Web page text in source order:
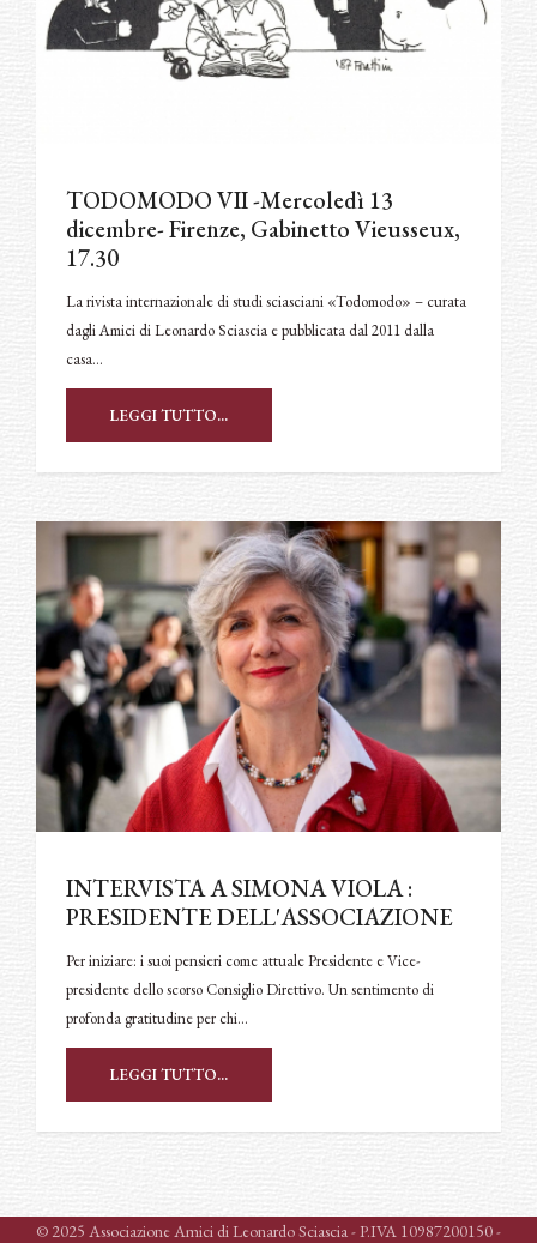
TODOMODO VII -Mercoledì 13
dicembre- Firenze, Gabinetto Vieusseux,
17.30
La rivista internazionale di studi sciasciani «Todomodo» – curata
dagli Amici di Leonardo Sciascia e pubblicata dal 2011 dalla
casa…
LEGGI TUTTO...
INTERVISTA A SIMONA VIOLA :
PRESIDENTE DELL'ASSOCIAZIONE
Per iniziare: i suoi pensieri come attuale Presidente e Vice-
presidente dello scorso Consiglio Direttivo. Un sentimento di
profonda gratitudine per chi…
LEGGI TUTTO...
© 2025 Associazione Amici di Leonardo Sciascia - P.IVA 10987200150 -